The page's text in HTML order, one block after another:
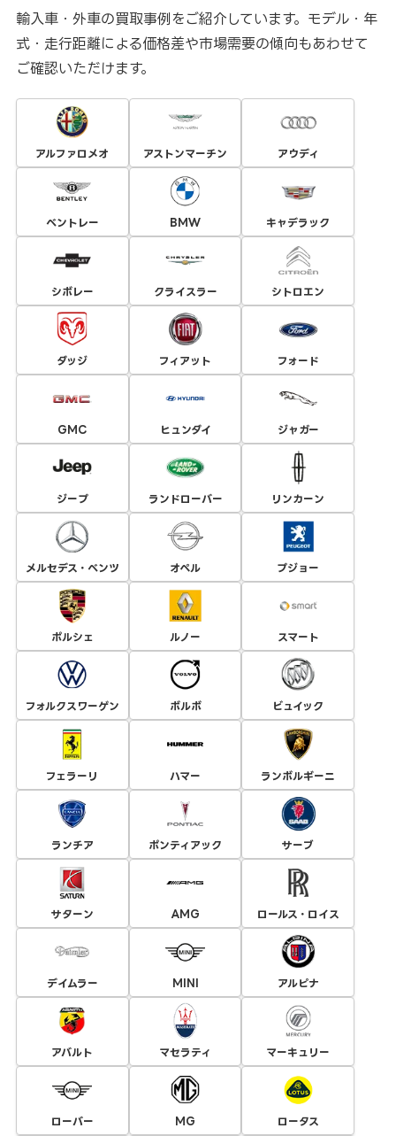
輸入車・外車の買取事例をご紹介しています。モデル・年
式・走行距離による価格差や市場需要の傾向もあわせて
ご確認いただけます。
アルファロメオ アストンマーチン アウディ
ベントレー BMW キャデラック
シボレー クライスラー シトロエン
ダッジ フィアット フォード
GMC ヒュンダイ ジャガー
ジープ ランドローバー リンカーン
メルセデス・ベンツ オペル プジョー
ポルシェ ルノー スマート
フォルクスワーゲン ボルボ ビュイック
フェラーリ ハマー ランボルギーニ
ランチア ポンティアック サーブ
サターン AMG ロールス・ロイス
デイムラー MINI アルピナ
アバルト マセラティ マーキュリー
ローバー MG ロータス